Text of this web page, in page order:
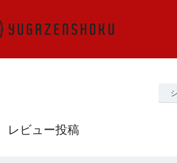
レビュー投稿